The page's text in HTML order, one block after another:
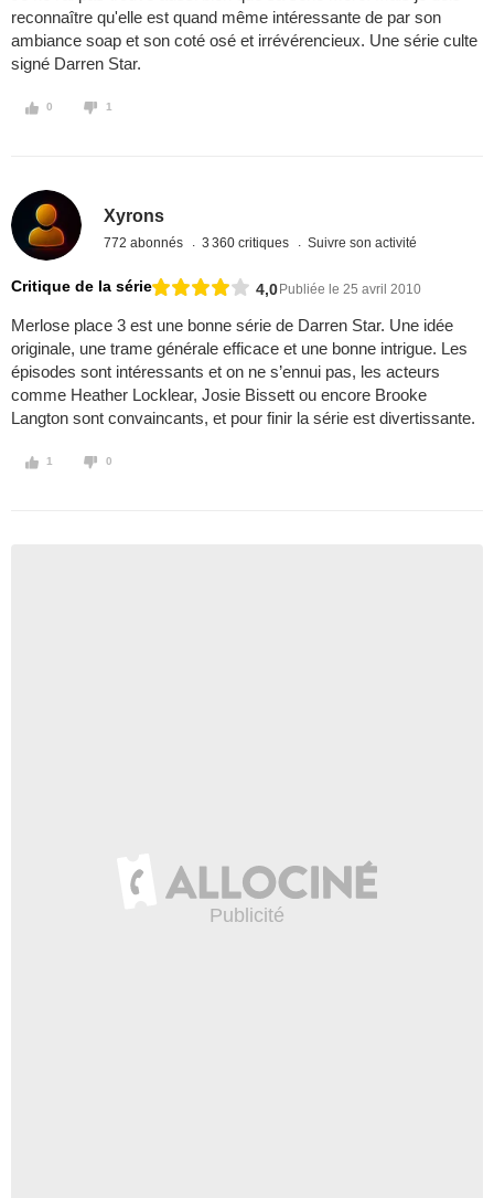
reconnaître qu'elle est quand même intéressante de par son
ambiance soap et son coté osé et irrévérencieux. Une série culte
signé Darren Star.
0 1
Xyrons
772 abonnés 3 360 critiques Suivre son activité
Critique de la série 4,0Publiée le 25 avril 2010
Merlose place 3 est une bonne série de Darren Star. Une idée
originale, une trame générale efficace et une bonne intrigue. Les
épisodes sont intéressants et on ne s’ennui pas, les acteurs
comme Heather Locklear, Josie Bissett ou encore Brooke
Langton sont convaincants, et pour finir la série est divertissante.
1 0